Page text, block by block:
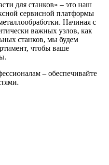
для станков» – это наш
сервисной платформы
Начиная с
важных узлов, как
станков, мы будем
чтобы ваше
– обеспечивайте